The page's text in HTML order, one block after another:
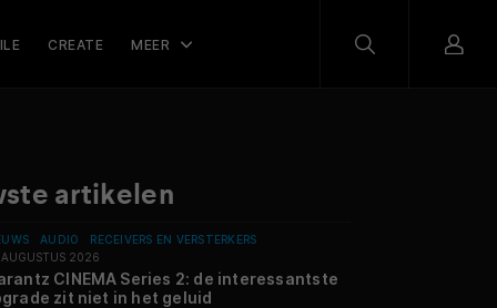
CREATE MEER
artikelen
AUDIO
RECEIVERS EN VERSTERKERS
2026
CINEMA Series 2: de interessantste
zit niet in het geluid